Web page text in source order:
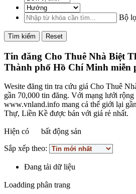
Bộ
Tìm kiếm Reset
Tin đăng Cho Thuê Nhà Biệt
Thành phố Hồ Chí Minh miễn
Wesite đăng tin tra cứu giá Cho Thuê
gần 70,000 tin đăng. Với mạng lưới
www.vnland.info mang cả thế giới lại
Thự, Liền Kề được bán với giá rẻ nhất.
Hiện có
bất động sản
Sắp xếp theo:
Đang tải dữ liệu
Loadding phân trang